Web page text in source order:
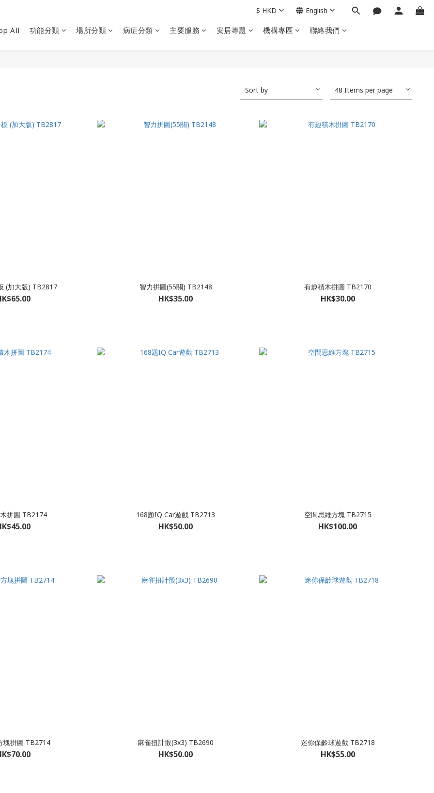
All 功能分類 場所分類 病症分類 主要服務 安居專題 機構專區 聯絡我們
$ HKD English
Sort by 48 Items per page
(加大版) TB2817 智力拼圖(55關) TB2148
HK$35.00
有趣積木拼圖 TB2170
HK$30.00
拼圖 TB2174 168題IQ Car遊戲 TB2713
HK$50.00
空間思維方塊 TB2715
HK$100.00
塊拼圖 TB2714 麻雀扭計骰(3x3) TB2690
HK$50.00
迷你保齡球遊戲 TB2718
HK$55.00